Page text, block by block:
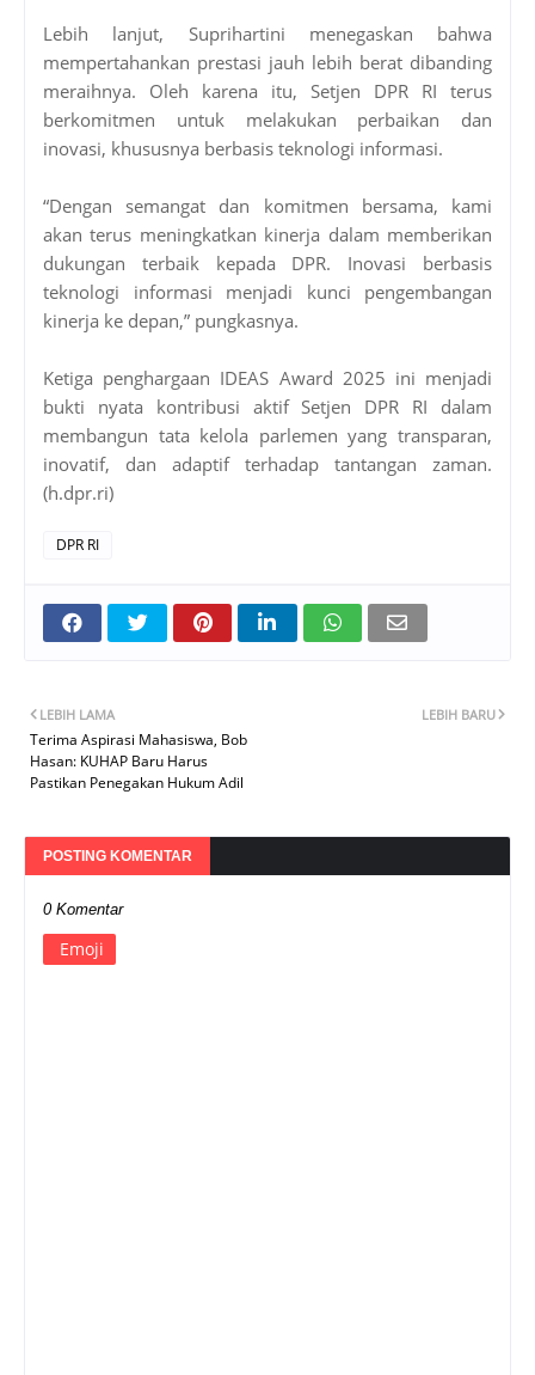
Lebih lanjut, Suprihartini menegaskan bahwa
mempertahankan prestasi jauh lebih berat dibanding
meraihnya. Oleh karena itu, Setjen DPR RI terus
berkomitmen untuk melakukan perbaikan dan
inovasi, khususnya berbasis teknologi informasi.
“Dengan semangat dan komitmen bersama, kami
akan terus meningkatkan kinerja dalam memberikan
dukungan terbaik kepada DPR. Inovasi berbasis
teknologi informasi menjadi kunci pengembangan
kinerja ke depan,” pungkasnya.
Ketiga penghargaan IDEAS Award 2025 ini menjadi
bukti nyata kontribusi aktif Setjen DPR RI dalam
membangun tata kelola parlemen yang transparan,
inovatif, dan adaptif terhadap tantangan zaman.
(h.dpr.ri)
DPR RI
LEBIH BARU
LEBIH LAMA
Terima Aspirasi Mahasiswa, Bob
Hasan: KUHAP Baru Harus
Pastikan Penegakan Hukum Adil
POSTING KOMENTAR
0 Komentar
Emoji